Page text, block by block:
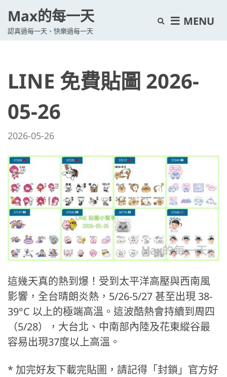
Max的每一天
認真過每一天、快樂過每一天
E
n
d
c
h
f
o
r
m
MENU
LINE 免費貼圖 2026-
05-26
2026-05-26
這幾天真的熱到爆！受到太平洋高壓與西南風
影響，全台晴朗炎熱，5/26-5/27 甚至出現 38-
39°C 以上的極端高溫。這波酷熱會持續到周四
（5/28），大台北、中南部內陸及花東縱谷最
容易出現37度以上高溫。
* 加完好友下載完貼圖，請記得「封鎖」官方好